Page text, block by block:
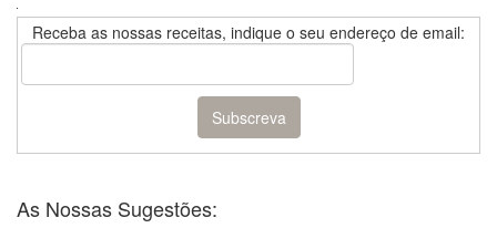
Receba as nossas receitas, indique o seu endereço de email:
As Nossas Sugestões: